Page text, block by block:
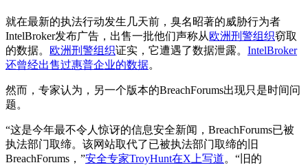
就在最新的执法行动发生几天前，臭名昭著的威胁行为者
IntelBroker发布广告，出售一批他们声称从欧洲刑警组织窃取
的数据。 欧洲刑警组织证实，它遭遇了数据泄露。 IntelBroker
还曾经出售过惠普企业的数据。
然而，专家认为，另一个版本的BreachForums出现只是时间问
题。
“这是今年最不令人惊讶的信息安全新闻，BreachForums已被
执法部门取缔。该网站取代了已被执法部门取缔的旧
BreachForums，”安全专家TroyHunt在X上写道。“旧的